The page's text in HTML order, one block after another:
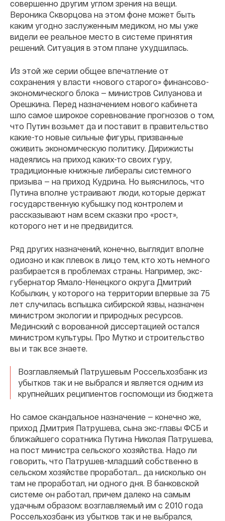
совершенно другим углом зрения на вещи.
Вероника Скворцова на этом фоне может быть
каким угодно заслуженным медиком, но мы уже
видели ее реальное место в системе принятия
решений. Ситуация в этом плане ухудшилась.
Из этой же серии общее впечатление от
сохранения у власти «нового старого» финансово-
экономического блока — министров Силуанова и
Орешкина. Перед назначением нового кабинета
шло самое широкое соревнование прогнозов о том,
что Путин возьмет да и поставит в правительство
какие-то новые сильные фигуры, призванные
оживить экономическую политику. Дирижисты
надеялись на приход каких-то своих гуру,
традиционные книжные либералы системного
призыва — на приход Кудрина. Но выяснилось, что
Путина вполне устраивают люди, которые держат
государственную кубышку под контролем и
рассказывают нам всем сказки про «рост»,
которого нет и не предвидится.
Ряд других назначений, конечно, выглядит вполне
одиозно и как плевок в лицо тем, кто хоть немного
разбирается в проблемах страны. Например, экс-
губернатор Ямало-Ненецкого округа Дмитрий
Кобылкин, у которого на территории впервые за 75
лет случилась вспышка сибирской язвы, назначен
министром экологии и природных ресурсов.
Мединский с ворованной диссертацией остался
министром культуры. Про Мутко и строительство
вы и так все знаете.
Возглавляемый Патрушевым Россельхозбанк из
убытков так и не выбрался и является одним из
крупнейших реципиентов госпомощи из бюджета
Но самое скандальное назначение — конечно же,
приход Дмитрия Патрушева, сына экс-главы ФСБ и
ближайшего соратника Путина Николая Патрушева,
на пост министра сельского хозяйства. Надо ли
говорить, что Патрушев-младший собственно в
сельском хозяйстве проработал... да нисколько он
там не проработал, ни одного дня. В банковской
системе он работал, причем далеко на самым
удачным образом: возглавляемый им с 2010 года
Россельхозбанк из убытков так и не выбрался,